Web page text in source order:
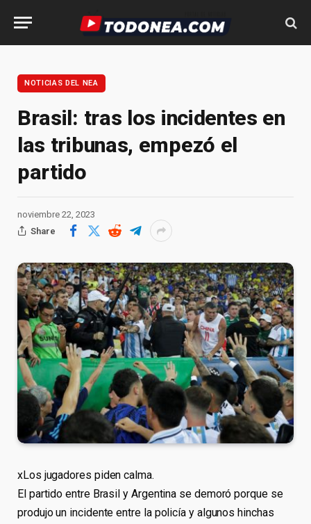
NOTICIAS DEL NEA
Brasil: tras los incidentes en
las tribunas, empezó el
partido
noviembre 22, 2023
Share
xLos jugadores piden calma.
El partido entre Brasil y Argentina se demoró porque se
produjo un incidente entre la policía y algunos hinchas